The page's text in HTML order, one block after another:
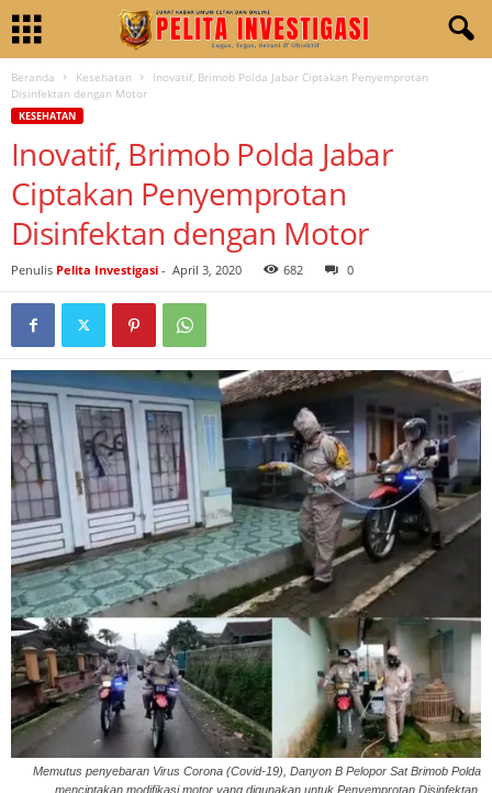
Beranda Kesehatan
Inovatif, Brimob Polda Jabar Ciptakan Penyemprotan
Disinfektan dengan Motor
KESEHATAN
Inovatif, Brimob Polda Jabar
Ciptakan Penyemprotan
Disinfektan dengan Motor
Penulis Pelita Investigasi - April 3, 2020 682 0
Memutus penyebaran Virus Corona (Covid-19), Danyon B Pelopor Sat Brimob Polda
menciptakan modifikasi motor yang digunakan untuk Penyemprotan Disinfektan.